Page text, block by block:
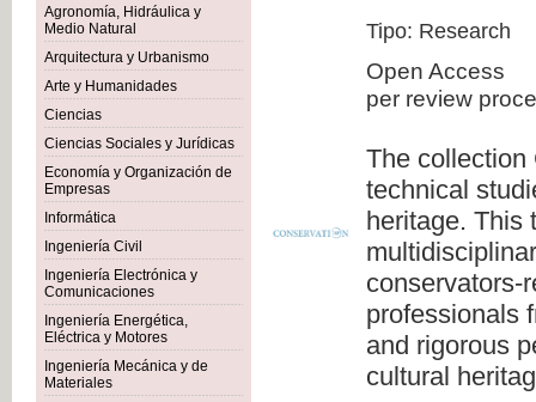
Agronomía, Hidráulica y
Medio Natural
Arquitectura y Urbanismo
Arte y Humanidades
Ciencias
Ciencias Sociales y Jurídicas
Economía y Organización de
Empresas
Informática
Ingeniería Civil
Ingeniería Electrónica y
Comunicaciones
Ingeniería Energética,
Eléctrica y Motores
Ingeniería Mecánica y de
Materiales
Tipo: Research
Open Access
per review
The collection
technical
heritage. This
conservators-
professionals
and rigorous
cultural